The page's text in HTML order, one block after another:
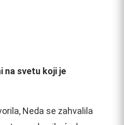
na svetu koji je
Neda se zahvalila